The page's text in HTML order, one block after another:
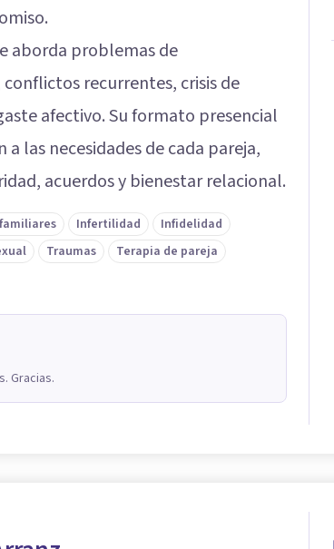
aborda problemas de
recurrentes, crisis de
afectivo. Su formato presencial
las necesidades de cada pareja,
acuerdos y bienestar relacional.
Infertilidad
Infidelidad
Traumas Terapia de pareja
Gracias.